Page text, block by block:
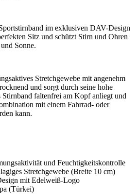
im exklusiven DAV-Design
Sitz und schützt Stirn und Ohren
Sonne.
Stretchgewebe mit angenehm
und sorgt durch seine hohe
Stirnband faltenfrei am Kopf anliegt und
mit einem Fahrrad- oder
kann.
und Feuchtigkeitskontrolle
Stretchgewebe (Breite 10 cm)
mit Edelweiß-Logo
(Türkei)